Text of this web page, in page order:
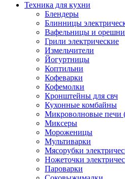
Техника для кухни
Блендеры
Блинницы
Вафельницы и
Грили электрические
Измельчители
Йогуртницы
Коптильни
Кофеварки
Кофемолки
Кронштейны для свч
Кухонные комбайны
Микроволновые печи
Миксеры
Мороженицы
Мультиварки
Мясорубки
Ножеточки
Пароварки